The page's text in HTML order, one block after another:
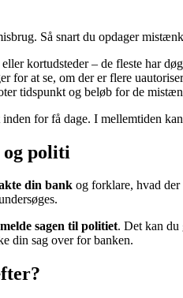
Så snart du opdager
kortudsteder – de fleste har
for at se, om der er flere
tidspunkt og beløb for de
for få dage. I mellemtiden
og politi
din bank og forklare, hvad
sagen til politiet. Det kan du
din sag over for banken.